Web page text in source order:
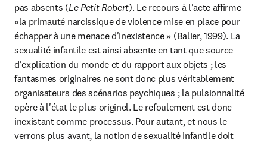
pas absents (Le Petit Robert). Le recours à l'acte affirme
«la primauté narcissique de violence mise en place pour
échapper à une menace d'inexistence » (Balier, 1999). La
sexualité infantile est ainsi absente en tant que source
d'explication du monde et du rapport aux objets ; les
fantasmes originaires ne sont donc plus véritablement
organisateurs des scénarios psychiques ; la pulsionnalité
opère à l'état le plus originel. Le refoulement est donc
inexistant comme processus. Pour autant, et nous le
verrons plus avant, la notion de sexualité infantile doit